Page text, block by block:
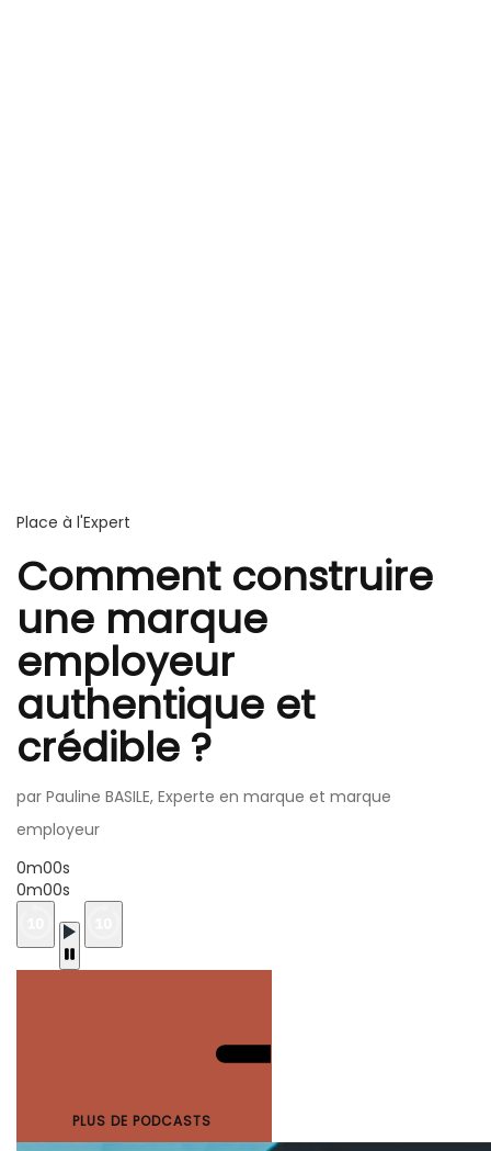
Place à l'Expert
Comment construire
une marque
employeur
authentique et
crédible ?
par Pauline BASILE, Experte en marque et marque
employeur
0m00s
0m00s
PLUS DE PODCASTS